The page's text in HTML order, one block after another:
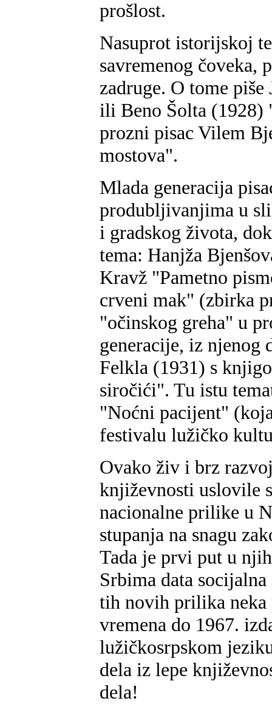
prošlost.
Nasuprot istorijskoj
savremenog čoveka,
zadruge. O tome
ili Beno Šolta (1928)
prozni pisac Vilem
mostova".
Mlada generacija
produbljivanjima u
i gradskog života,
tema: Hanjža
Kravž "Pametno
crveni mak" (zbirka
"očinskog greha" u
generacije, iz njenog
Felkla (1931) s
siročići". Tu istu
"Noćni pacijent"
festivalu lužičko
Ovako živ i brz
književnosti uslovile
nacionalne prilike u
stupanja na snagu
Tada je prvi put u
Srbima data
tih novih prilika neka
vremena do 1967.
lužičkosrpskom
dela iz lepe
dela!